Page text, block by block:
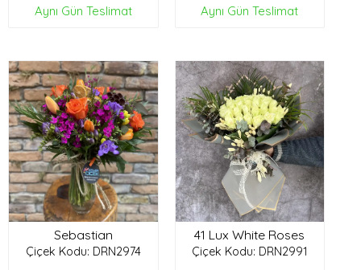
Aynı Gün Teslimat Aynı Gün Teslimat
Sebastian
Çiçek Kodu: DRN2974
41 Lux White Roses
Çiçek Kodu: DRN2991